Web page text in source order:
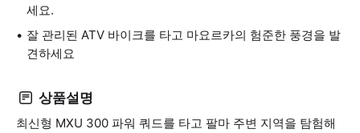
세요.
잘 관리된 ATV 바이크를 타고 마요르카의 험준한 풍경을 발
견하세요
상품설명
최신형 MXU 300 파워 쿼드를 타고 팔마 주변 지역을 탐험해